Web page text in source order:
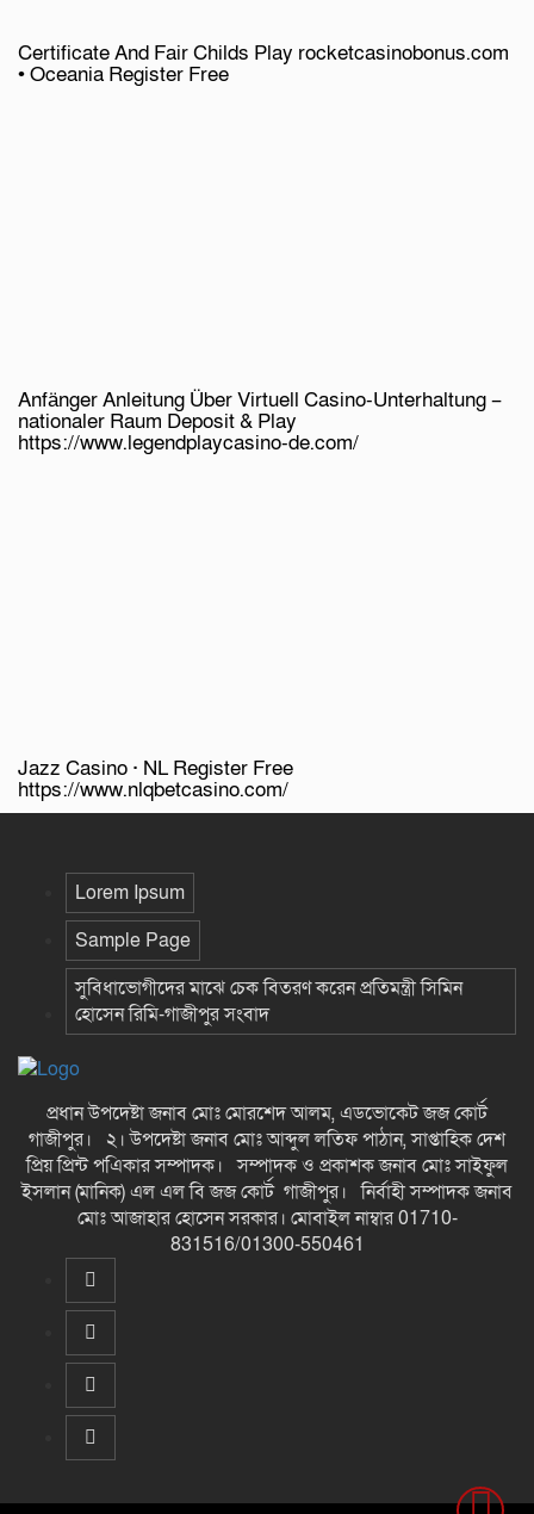
Certificate And Fair Childs Play rocketcasinobonus.com
• Oceania Register Free
Anfänger Anleitung Über Virtuell Casino-Unterhaltung –
nationaler Raum Deposit & Play
https://www.legendplaycasino-de.com/
Jazz Casino · NL Register Free
https://www.nlqbetcasino.com/
Lorem Ipsum
Sample Page
সুবিধাভোগীদের মাঝে চেক বিতরণ করেন প্রতিমন্ত্রী সিমিন
হোসেন রিমি-গাজীপুর সংবাদ
প্রধান উপদেষ্টা জনাব মোঃ মোরশেদ আলম, এডভোকেট জজ কোর্ট
গাজীপুর। ২। উপদেষ্টা জনাব মোঃ আব্দুল লতিফ পাঠান, সাপ্তাহিক দেশ
প্রিয় প্রিন্ট পএিকার সম্পাদক। সম্পাদক ও প্রকাশক জনাব মোঃ সাইফুল
ইসলান (মানিক) এল এল বি জজ কোর্ট গাজীপুর। নির্বাহী সম্পাদক জনাব
মোঃ আজাহার হোসেন সরকার। মোবাইল নাম্বার 01710-
831516/01300-550461